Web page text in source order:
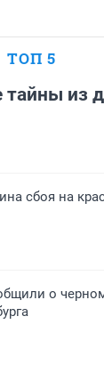
ТОП 5
из
сбоя на
о